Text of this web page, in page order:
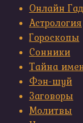
Онлайн
Астрология
Гороскопы
Сонники
Тайна
Фэн-шуй
Заговоры
Молитвы